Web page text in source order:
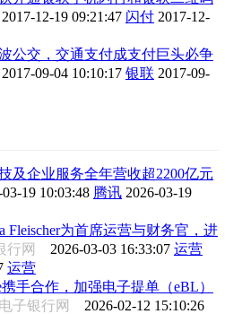
2017-12-19 09:21:47 闪付 2017-12-
公交，交通支付成支付巨头必争
2017-09-04 10:10:17 银联 2017-09-
及企业服务全年营收超2200亿元
03-19 10:03:48 腾讯 2026-03-19
Fleischer为首席运营与财务官，进
行网 2026-03-03 16:33:07 运营
运营
手合作，加强电子提单（eBL）
电子银行网 2026-02-12 15:10:26